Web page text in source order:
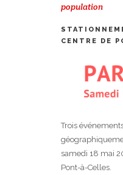
population
CENTRE DE
Trois
samedi 18 mai
Pont-à-Celles.